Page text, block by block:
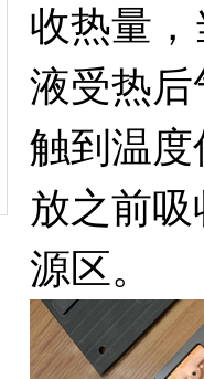
收热量
液受热
触到温
放之前
源区。